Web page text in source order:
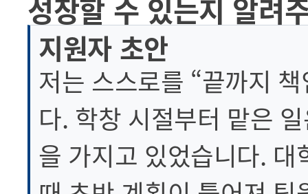
성장할 수 있는지 알려
지원자 초안
저는 스스로를 “끝까지
다. 학창 시절부터 맡은
을 가지고 있었습니다.